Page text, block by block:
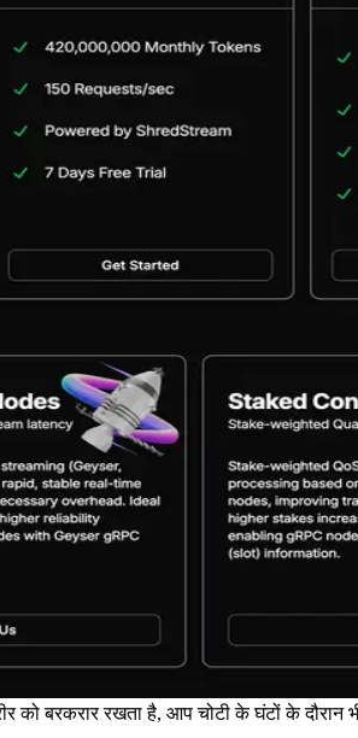
को बरकरार रखता है, आप चोटी के घंटों के दौरान